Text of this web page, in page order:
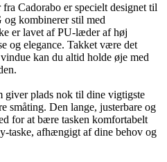
Cadorabo er specielt designet til
kombinerer stil med
er lavet af PU-læder af høj
og elegance. Takket være det
kan du altid holde øje med
giver plads nok til dine vigtigste
småting. Den lange, justerbare og
for at bære tasken komfortabelt
taske, afhængigt af dine behov og